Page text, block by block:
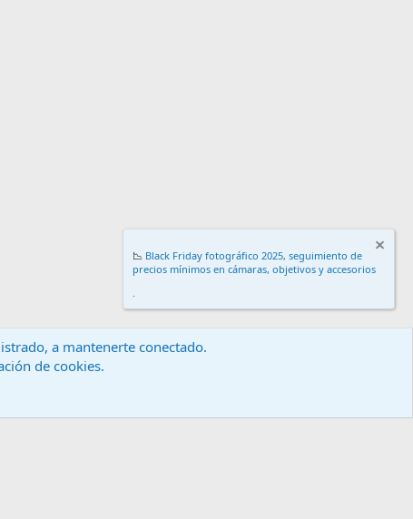
y reglas
📉 Black Friday fotográfico 2025, seguimiento de
precios mínimos en cámaras, objetivos y accesorios
.
a mantenerte conectado.
de cookies.